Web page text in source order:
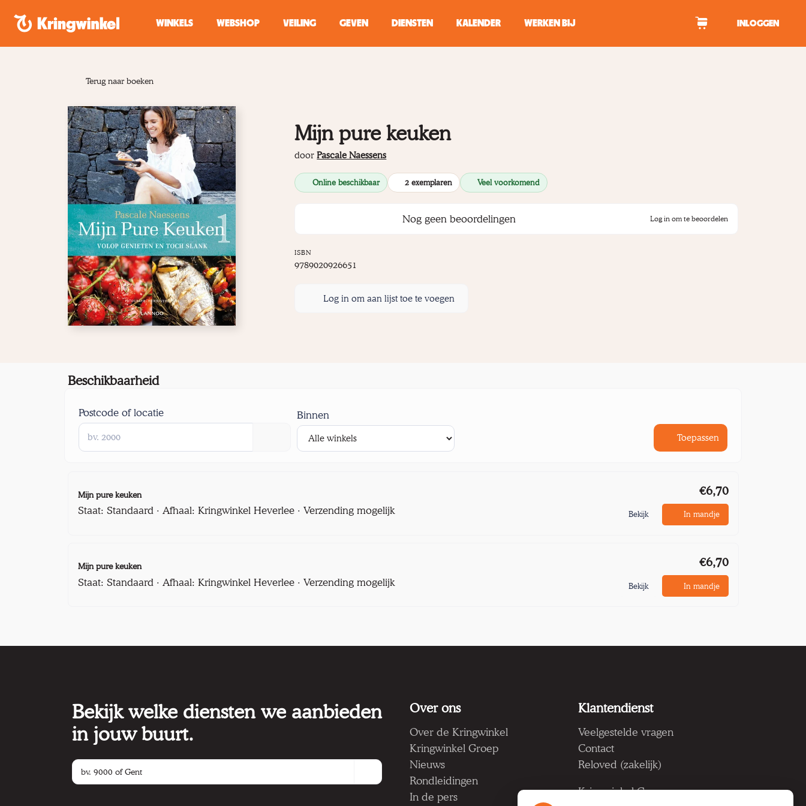
WINKELS
WEBSHOP VEILING GEVEN DIENSTEN KALENDER WERKEN BIJ INLOGGEN
Terug naar boeken
Mijn pure keuken
doorPascale Naessens
Online beschikbaar 2 exemplaren Veel voorkomend
Nog geen beoordelingen Log in om te beoordelen
ISBN
9789020926651
Log in om aan lijst toe te voegen
Beschikbaarheid
Postcode of locatie Binnen
Toepassen
Mijn pure keuken
Staat: Standaard · Afhaal: Kringwinkel Heverlee · Verzending mogelijk
€6,70
Bekijk In mandje
Mijn pure keuken
Staat: Standaard · Afhaal: Kringwinkel Heverlee · Verzending mogelijk
€6,70
Bekijk In mandje
Bekijk welke diensten we aanbieden
in jouw buurt.
Over ons
Over de Kringwinkel
Kringwinkel Groep
Nieuws
Rondleidingen
In de pers
Klantendienst
Veelgestelde vragen
Contact
Reloved (zakelijk)
Kringwinkel Groep vzw